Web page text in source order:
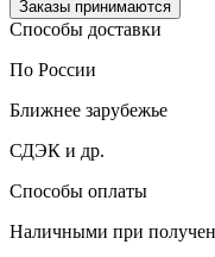
Заказы принимаются
Способы доставки
По России
Ближнее зарубежье
СДЭК и др.
Способы оплаты
Наличными при